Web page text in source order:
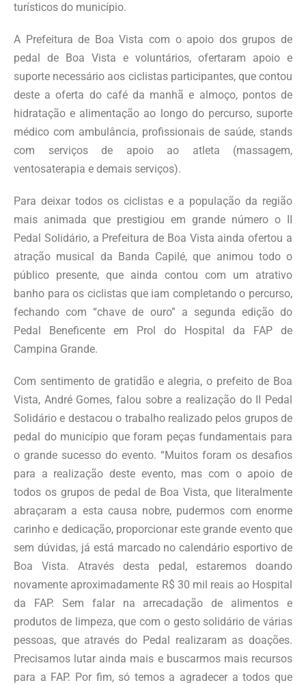
turísticos do município.
A Prefeitura de Boa Vista com o apoio dos grupos de
pedal de Boa Vista e voluntários, ofertaram apoio e
suporte necessário aos ciclistas participantes, que contou
deste a oferta do café da manhã e almoço, pontos de
hidratação e alimentação ao longo do percurso, suporte
médico com ambulância, profissionais de saúde, stands
com serviços de apoio ao atleta (massagem,
ventosaterapia e demais serviços).
Para deixar todos os ciclistas e a população da região
mais animada que prestigiou em grande número o II
Pedal Solidário, a Prefeitura de Boa Vista ainda ofertou a
atração musical da Banda Capilé, que animou todo o
público presente, que ainda contou com um atrativo
banho para os ciclistas que iam completando o percurso,
fechando com “chave de ouro” a segunda edição do
Pedal Beneficente em Prol do Hospital da FAP de
Campina Grande.
Com sentimento de gratidão e alegria, o prefeito de Boa
Vista, André Gomes, falou sobre a realização do II Pedal
Solidário e destacou o trabalho realizado pelos grupos de
pedal do município que foram peças fundamentais para
o grande sucesso do evento. “Muitos foram os desafios
para a realização deste evento, mas com o apoio de
todos os grupos de pedal de Boa Vista, que literalmente
abraçaram a esta causa nobre, pudermos com enorme
carinho e dedicação, proporcionar este grande evento que
sem dúvidas, já está marcado no calendário esportivo de
Boa Vista. Através desta pedal, estaremos doando
novamente aproximadamente R$ 30 mil reais ao Hospital
da FAP. Sem falar na arrecadação de alimentos e
produtos de limpeza, que com o gesto solidário de várias
pessoas, que através do Pedal realizaram as doações.
Precisamos lutar ainda mais e buscarmos mais recursos
para a FAP. Por fim, só temos a agradecer a todos que